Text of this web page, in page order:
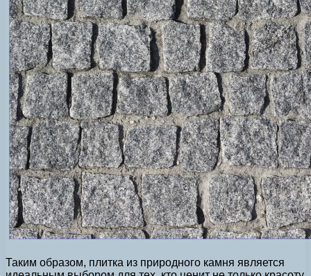
Таким образом, плитка из природного камня является